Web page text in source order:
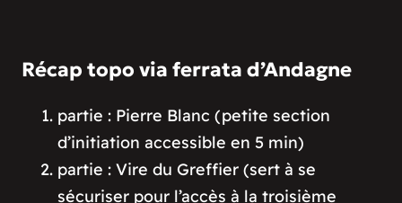
Récap topo via ferrata d’Andagne
partie : Pierre Blanc (petite section
d’initiation accessible en 5 min)
partie : Vire du Greffier (sert à se
sécuriser pour l’accès à la troisième